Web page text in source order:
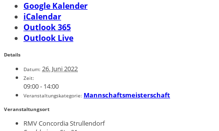
Google Kalender
iCalendar
Outlook 365
Outlook Live
Details
Datum: 26. Juni 2022
Zeit:
09:00 - 14:00
Veranstaltungskategorie: Mannschaftsmeisterschaft
Veranstaltungsort
RMV Concordia Strullendorf